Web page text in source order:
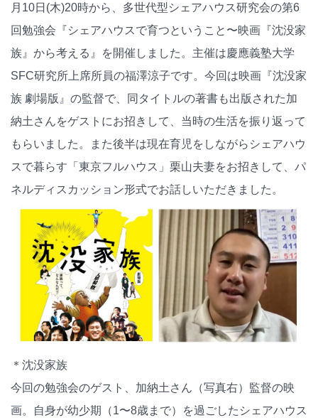
月10日(木)20時から、多世代型シェアハウス研究会の第6
回勉強会『シェアハウスで育つということ〜映画『沈没家
族』から考える』を開催しました。主催は慶應義塾大学
SFC研究所上席所員の福澤涼子です。今回は映画『沈没家
族 劇場版』の監督で、同タイトルの著書も出版された加
納土さんをゲストにお招きして、当時の生活を振り返って
もらいました。また後半は現在育児をしながらシェアハウ
スで暮らす「東京フルハウス」栗山夫妻をお招きして、パ
ネルディスカッション形式でお話しいただきました。
＊沈没家族
今回の勉強会のゲスト、加納土さん（写真右）監督の映
画。自身が幼少期（1〜8歳まで）を過ごしたシェアハウス